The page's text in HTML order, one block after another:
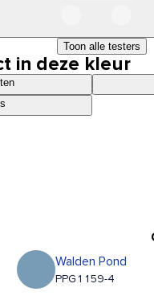
Toon alle testers
in deze kleur
Walden Pond
PPG1159-4